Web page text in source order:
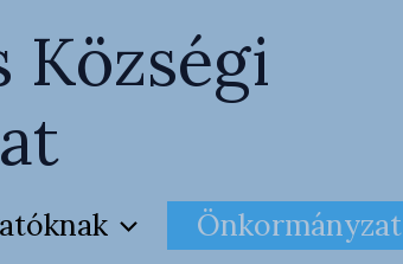
Községi
Önkormányzat